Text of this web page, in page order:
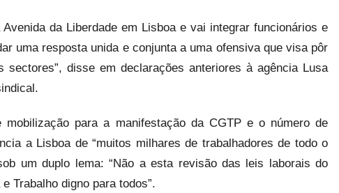
da Liberdade em Lisboa e vai integrar funcionários e
uma resposta unida e conjunta a uma ofensiva que visa pôr
disse em declarações anteriores à agência Lusa
para a manifestação da CGTP e o número de
a Lisboa de “muitos milhares de trabalhadores de todo o
um duplo lema: “Não a esta revisão das leis laborais do
Trabalho digno para todos”.